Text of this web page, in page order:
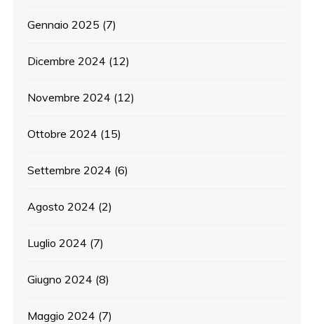
Gennaio 2025 (7)
Dicembre 2024 (12)
Novembre 2024 (12)
Ottobre 2024 (15)
Settembre 2024 (6)
Agosto 2024 (2)
Luglio 2024 (7)
Giugno 2024 (8)
Maggio 2024 (7)